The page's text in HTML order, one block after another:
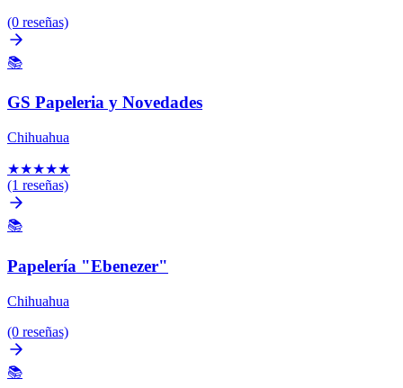
(0 reseñas)
📚
GS Papeleria y Novedades
Chihuahua
★★★★★
(1 reseñas)
📚
Papelería "Ebenezer"
Chihuahua
(0 reseñas)
📚